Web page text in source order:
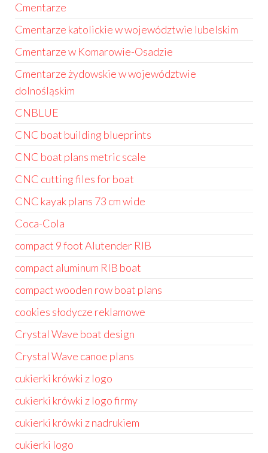
Cmentarze
Cmentarze katolickie w województwie lubelskim
Cmentarze w Komarowie-Osadzie
Cmentarze żydowskie w województwie
dolnośląskim
CNBLUE
CNC boat building blueprints
CNC boat plans metric scale
CNC cutting files for boat
CNC kayak plans 73 cm wide
Coca-Cola
compact 9 foot Alutender RIB
compact aluminum RIB boat
compact wooden row boat plans
cookies słodycze reklamowe
Crystal Wave boat design
Crystal Wave canoe plans
cukierki krówki z logo
cukierki krówki z logo firmy
cukierki krówki z nadrukiem
cukierki logo